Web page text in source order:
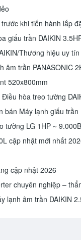
khi tiến hành lắp
giấu trần DAIKIN
Thương hiệu uy
trần PANASONIC
520x800mm
hòa treo tường
bán Máy lạnh giấu trần
LG 1HP ~
cập nhật mới nhất
cập nhật 2026
chuyên nghiệp –
lạnh âm trần DAIKIN